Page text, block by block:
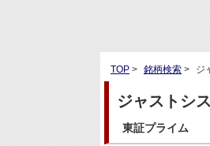
TOP > 銘柄検索 > ジ
ジャストシ
東証プライム